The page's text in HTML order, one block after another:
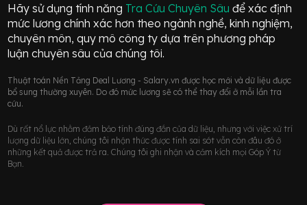
Hãy sử dụng tính năng Tra Cứu Chuyên Sâuđể xác định
mức lương chính xác hơn theo ngành nghề, kinh nghiệm,
chuyên môn, quy mô công ty dựa trên phương pháp
luận chuyên sâu của chúng tôi.
Thuật toán Nền Tảng Deal Lương - Salary.vn được học mới và dữ liệu được
bổ sung thường xuyên. Do đó mức lương sẽ có thể thay đổi ở mỗi lần tra
cứu.
Dù rất nổ lực nhằm đảm bảo tính đúng đắn của dữ liệu, nhưng với việc xử trí
lượng dữ liệu lớn, chúng tôi nhận thức được tính sai sót vẫn còn đâu đó ở
những kết quả được trả ra. Chúng tôi ghi nhận và cảm kích mọi Góp Ý từ
Bạn.